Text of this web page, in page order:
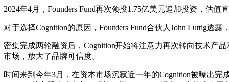
2024年4月，Founders Fund再次领投1.75亿美元追加投资，估
对于选择Cognition的原因，Founders Fund合伙人John Luttig透
密集完成两轮融资后，Cognition开始将注意力再次转向技术产
市场，放大了品牌可信度。
时间来到今年3月，在资本市场沉寂近一年的Cognition被曝出完